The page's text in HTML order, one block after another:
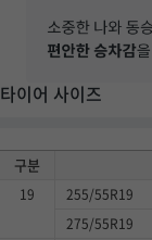
타이어 사이즈
구분
19
255/55R19
275/55R19